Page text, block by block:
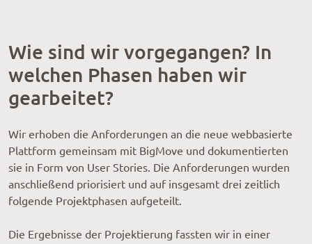
Wie sind wir vorgegangen? In
welchen Phasen haben wir
gearbeitet?
Wir erhoben die Anforderungen an die neue webbasierte
Plattform gemeinsam mit BigMove und dokumentierten
sie in Form von User Stories. Die Anforderungen wurden
anschließend priorisiert und auf insgesamt drei zeitlich
folgende Projektphasen aufgeteilt.
Die Ergebnisse der Projektierung fassten wir in einer